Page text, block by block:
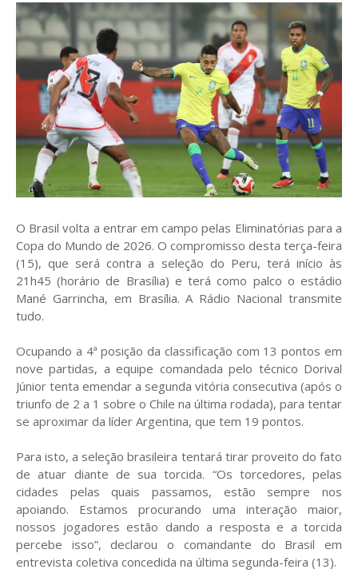
O Brasil volta a entrar em campo pelas Eliminatórias para a
Copa do Mundo de 2026. O compromisso desta terça-feira
(15), que será contra a seleção do Peru, terá início às
21h45 (horário de Brasília) e terá como palco o estádio
Mané Garrincha, em Brasília. A Rádio Nacional transmite
tudo.
Ocupando a 4ª posição da classificação com 13 pontos em
nove partidas, a equipe comandada pelo técnico Dorival
Júnior tenta emendar a segunda vitória consecutiva (após o
triunfo de 2 a 1 sobre o Chile na última rodada), para tentar
se aproximar da líder Argentina, que tem 19 pontos.
Para isto, a seleção brasileira tentará tirar proveito do fato
de atuar diante de sua torcida. “Os torcedores, pelas
cidades pelas quais passamos, estão sempre nos
apoiando. Estamos procurando uma interação maior,
nossos jogadores estão dando a resposta e a torcida
percebe isso”, declarou o comandante do Brasil em
entrevista coletiva concedida na última segunda-feira (13).